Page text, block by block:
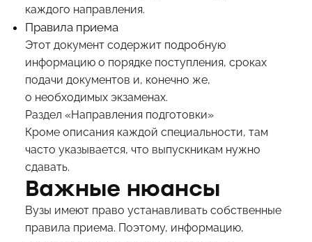
каждого направления.
Правила приема
Этот документ содержит подробную
информацию о порядке поступления, сроках
подачи документов и, конечно же,
о необходимых экзаменах.
Раздел «Направления подготовки»
Кроме описания каждой специальности, там
часто указывается, что выпускникам нужно
сдавать.
Важные нюансы
Вузы имеют право устанавливать собственные
правила приема. Поэтому, информацию,